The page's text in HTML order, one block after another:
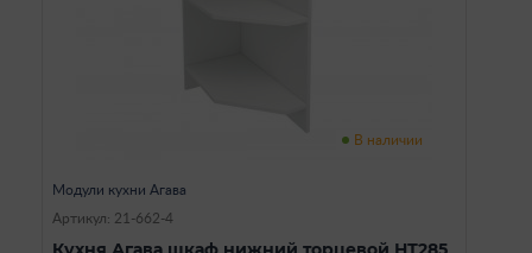
В наличии
Модули кухни Агава
Артикул: 21-662-4